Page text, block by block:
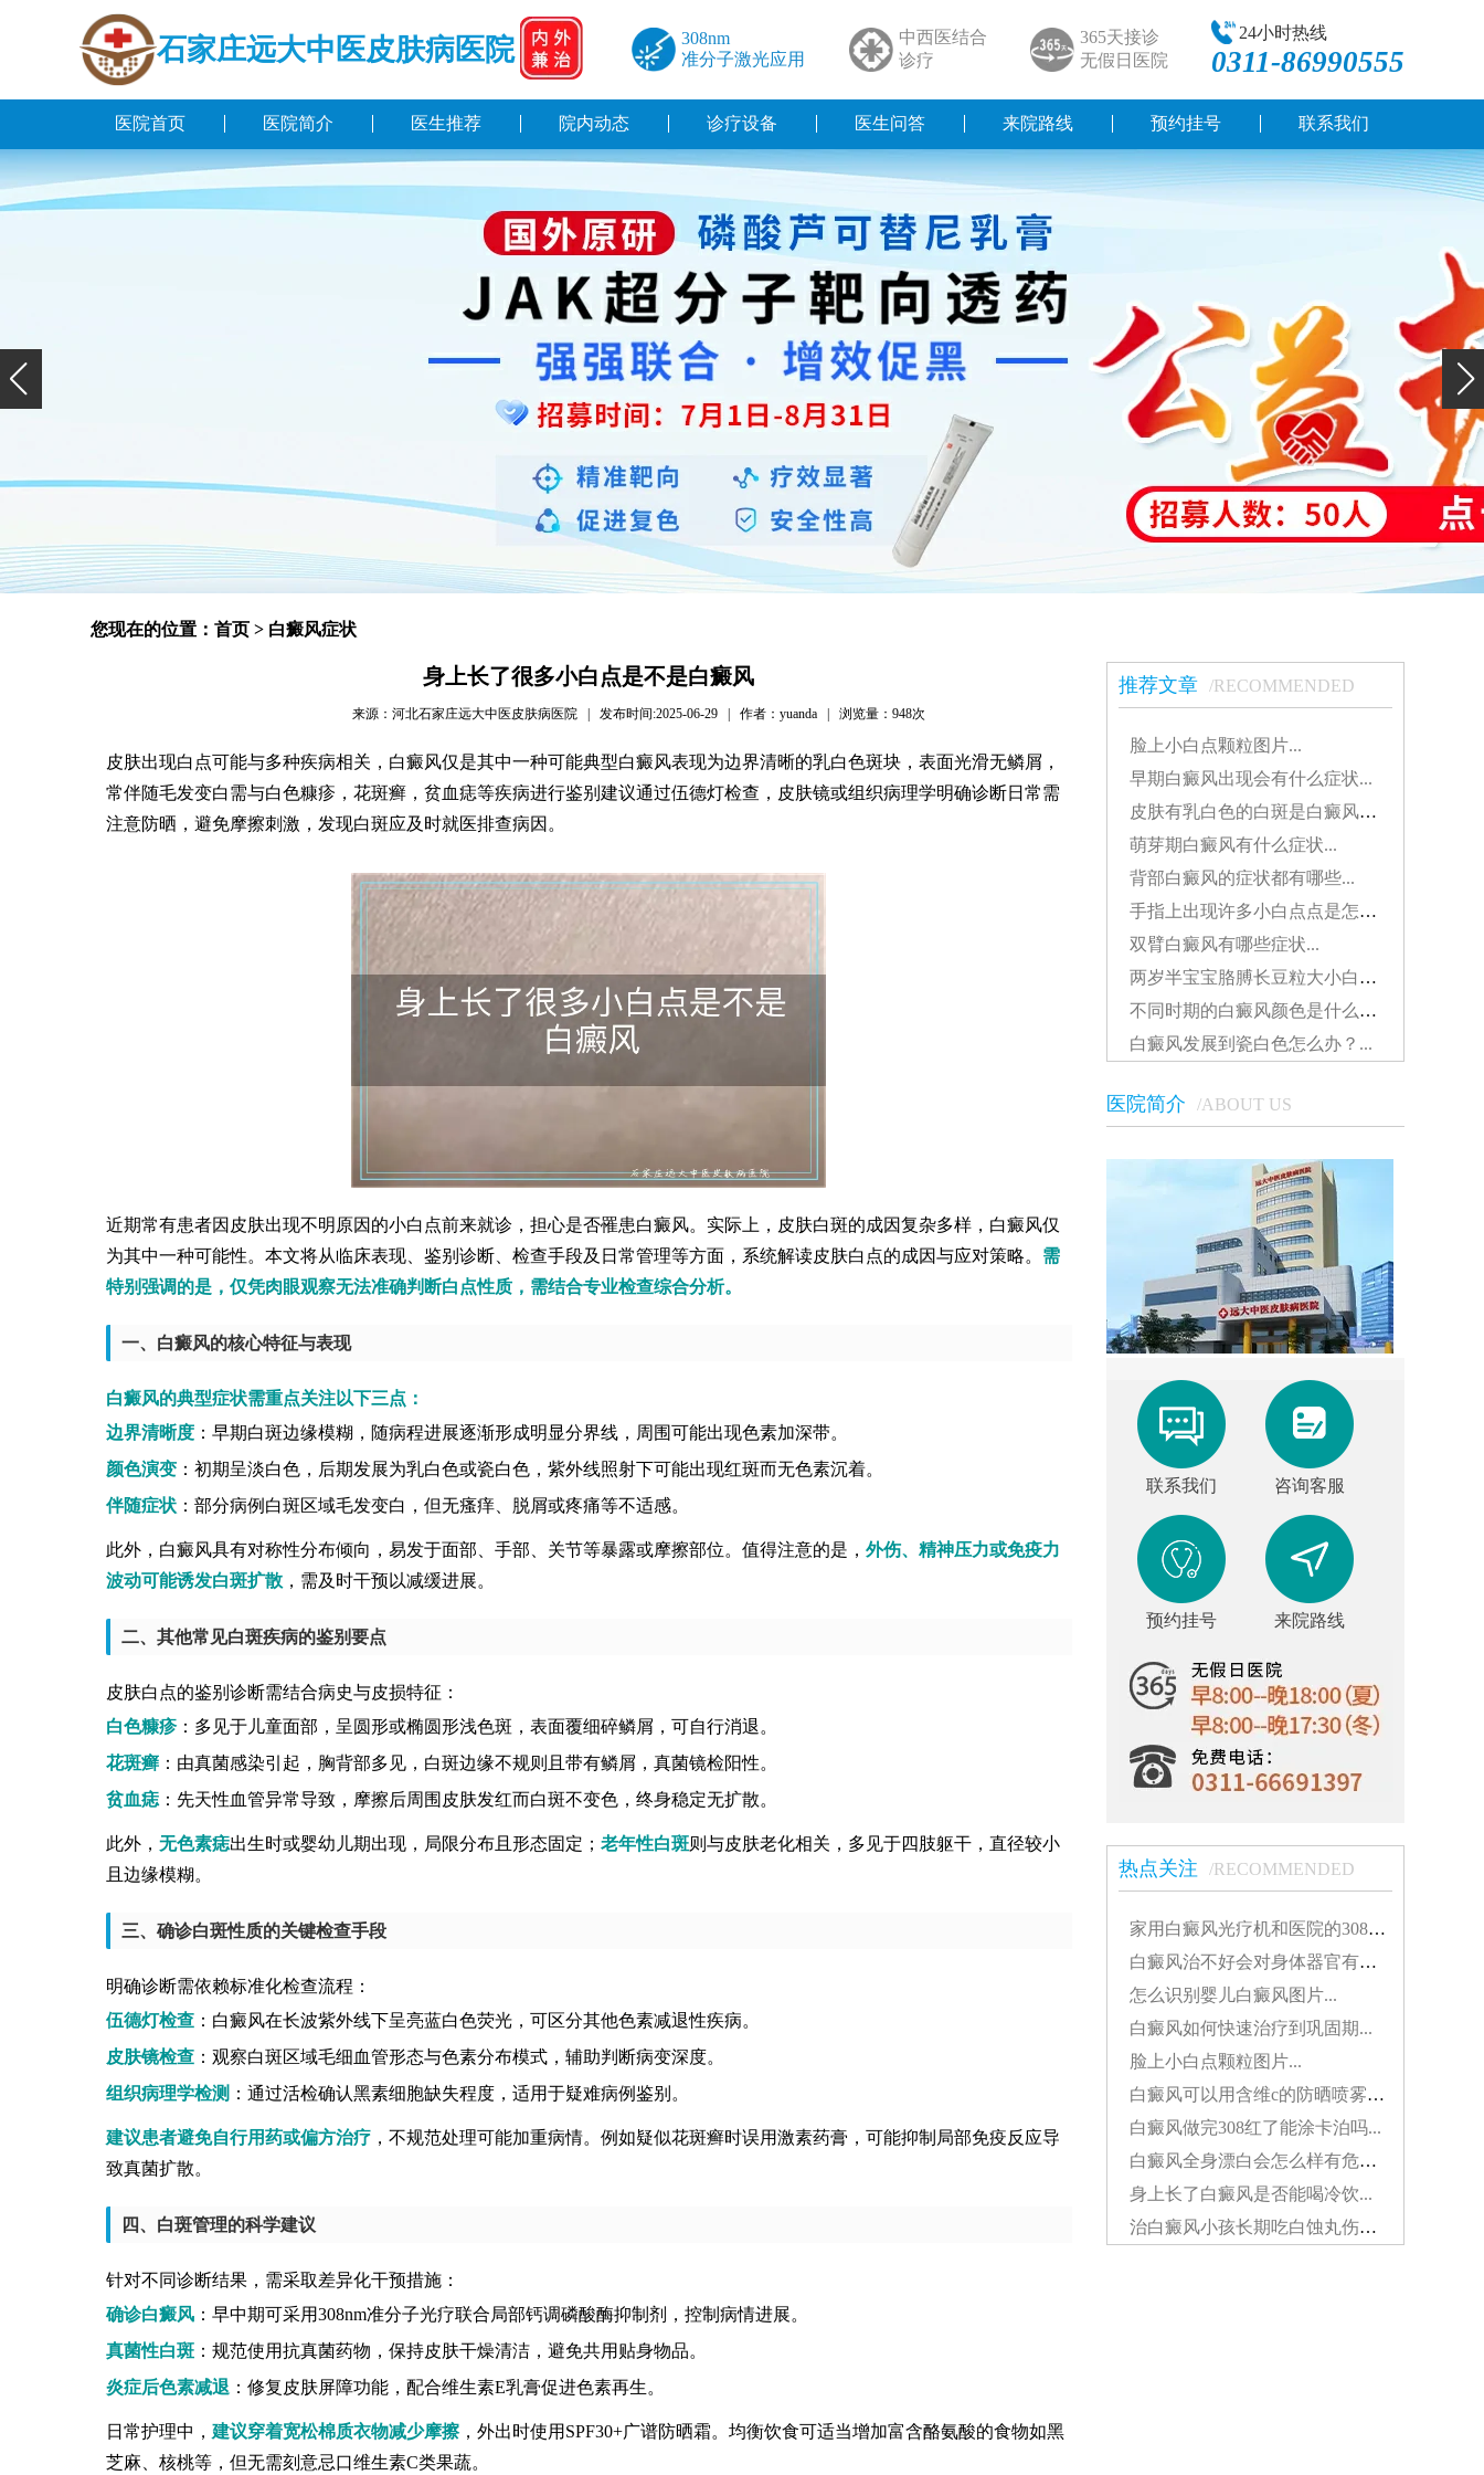
石家庄远大中医皮肤病医院
308nm
准分子激光应用
中西医结合
诊疗
365天接诊
无假日医院
24小时热线
0311-86990555
医院首页 医院简介 医生推荐 院内动态 诊疗设备 医生问答 来院路线 预约挂号 联系我们
您现在的位置： 首页 > 白癜风症状
身上长了很多小白点是不是白癜风
来源：河北石家庄远大中医皮肤病医院 | 发布时间:2025-06-29 | 作者：yuanda | 浏览量： 948次
皮肤出现白点可能与多种疾病相关，白癜风仅是其中一种可能典型白癜风表现为边界清晰的乳白色斑块，表面光滑无鳞屑，
常伴随毛发变白需与白色糠疹，花斑癣，贫血痣等疾病进行鉴别建议通过伍德灯检查，皮肤镜或组织病理学明确诊断日常需
注意防晒，避免摩擦刺激，发现白斑应及时就医排查病因。
近期常有患者因皮肤出现不明原因的小白点前来就诊，担心是否罹患白癜风。实际上，皮肤白斑的成因复杂多样，白癜风仅
为其中一种可能性。本文将从临床表现、鉴别诊断、检查手段及日常管理等方面，系统解读皮肤白点的成因与应对策略。 需
特别强调的是，仅凭肉眼观察无法准确判断白点性质，需结合专业检查综合分析。
一、白癜风的核心特征与表现
白癜风的典型症状需重点关注以下三点：
边界清晰度：早期白斑边缘模糊，随病程进展逐渐形成明显分界线，周围可能出现色素加深带。
颜色演变：初期呈淡白色，后期发展为乳白色或瓷白色，紫外线照射下可能出现红斑而无色素沉着。
伴随症状：部分病例白斑区域毛发变白，但无瘙痒、脱屑或疼痛等不适感。
此外，白癜风具有对称性分布倾向，易发于面部、手部、关节等暴露或摩擦部位。值得注意的是， 外伤、精神压力或免疫力
波动可能诱发白斑扩散，需及时干预以减缓进展。
二、其他常见白斑疾病的鉴别要点
皮肤白点的鉴别诊断需结合病史与皮损特征：
白色糠疹：多见于儿童面部，呈圆形或椭圆形浅色斑，表面覆细碎鳞屑，可自行消退。
花斑癣：由真菌感染引起，胸背部多见，白斑边缘不规则且带有鳞屑，真菌镜检阳性。
贫血痣：先天性血管异常导致，摩擦后周围皮肤发红而白斑不变色，终身稳定无扩散。
此外， 无色素痣出生时或婴幼儿期出现，局限分布且形态固定； 老年性白斑则与皮肤老化相关，多见于四肢躯干，直径较小
且边缘模糊。
三、确诊白斑性质的关键检查手段
明确诊断需依赖标准化检查流程：
伍德灯检查：白癜风在长波紫外线下呈亮蓝白色荧光，可区分其他色素减退性疾病。
皮肤镜检查：观察白斑区域毛细血管形态与色素分布模式，辅助判断病变深度。
组织病理学检测 ：通过活检确认黑素细胞缺失程度，适用于疑难病例鉴别。
建议患者避免自行用药或偏方治疗，不规范处理可能加重病情。例如疑似花斑癣时误用激素药膏，可能抑制局部免疫反应导
致真菌扩散。
四、白斑管理的科学建议
针对不同诊断结果，需采取差异化干预措施：
确诊白癜风：早中期可采用308nm准分子光疗联合局部钙调磷酸酶抑制剂，控制病情进展。
真菌性白斑：规范使用抗真菌药物，保持皮肤干燥清洁，避免共用贴身物品。
炎症后色素减退 ：修复皮肤屏障功能，配合维生素E乳膏促进色素再生。
日常护理中， 建议穿着宽松棉质衣物减少摩擦，外出时使用SPF30+广谱防晒霜。均衡饮食可适当增加富含酪氨酸的食物如黑
芝麻、核桃等，但无需刻意忌口维生素C类果蔬。
推荐文章 /RECOMMENDED
脸上小白点颗粒图片...
早期白癜风出现会有什么症状...
皮肤有乳白色的白斑是白癜风吗？...
萌芽期白癜风有什么症状...
背部白癜风的症状都有哪些...
手指上出现许多小白点点是怎么了...
双臂白癜风有哪些症状...
两岁半宝宝胳膊长豆粒大小白斑是怎么了...
不同时期的白癜风颜色是什么样的...
白癜风发展到瓷白色怎么办？...
医院简介 /ABOUT US
联系我们 咨询客服
预约挂号 来院路线
热点关注 /RECOMMENDED
家用白癜风光疗机和医院的308有什么不同...
白癜风治不好会对身体器官有影响吗...
怎么识别婴儿白癜风图片...
白癜风如何快速治疗到巩固期...
脸上小白点颗粒图片...
白癜风可以用含维c的防晒喷雾吗...
白癜风做完308红了能涂卡泊吗...
白癜风全身漂白会怎么样有危害吗...
身上长了白癜风是否能喝冷饮...
治白癜风小孩长期吃白蚀丸伤肝吗...